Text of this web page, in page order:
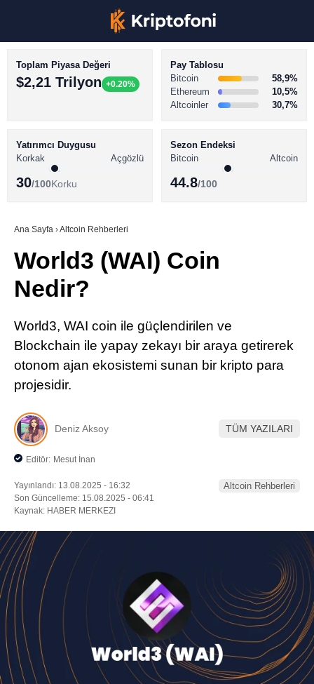
Youtube
Pinterest
LinkedIn
BİTCOİN HABERLERİ
ALTCOİN HABERLERİ
SÖZLÜK
Toplam Piyasa Değeri
$2,21 Trilyon +0.20%
Pay Tablosu
Bitcoin
58,9%
Ethereum
10,5%
Altcoinler
30,7%
Yatırımcı Duygusu
Korkak
Açgözlü
30/100Korku
Sezon Endeksi
Bitcoin
Altcoin
44.8/100
Ana Sayfa ›Altcoin Rehberleri
World3 (WAI) Coin
Nedir?
World3, WAI coin ile güçlendirilen ve
Blockchain ile yapay zekayı bir araya getirerek
otonom ajan ekosistemi sunan bir kripto para
projesidir.
Deniz Aksoy TÜM YAZILARI
Editör: Mesut İnan
Yayınlandı: 13.08.2025 - 16:32
Son Güncelleme: 15.08.2025 - 06:41
Kaynak: HABER MERKEZI
Altcoin Rehberleri